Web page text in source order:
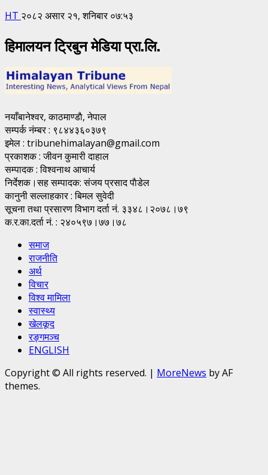
HT २०८२ असार २१, शनिबार ०७:५३
हिमालयन ट्रिबुन मेडिया प्रा.लि.
नयाँबानेश्वर, काठमाण्डाै, नेपाल
सम्पर्क नंम्बर : ९८४४३६०३७९
इमेल : tribunehimalayan@gmail.com
प्रकाशक : जीवन कुमारी दाहाल
सम्पादक : विश्वनाथ आचार्य
निर्देशक।सह सम्पादक: संजय प्रसाद पाैडेल
कानुनी सल्लाहकार : बिमल सुवेदी
सूचना तथा प्रसारण विभाग दर्ता नं. ३३४८।२०७८।७९
क.र.का.दर्ता नं. : २४०५९७।७७।७८
समाज
राजनीति
अर्थ
विचार
विश्व मामिला
स्वास्थ्य
खेलकूद
रङ्गमञ्च
ENGLISH
Copyright © All rights reserved. | MoreNews by AF
themes.